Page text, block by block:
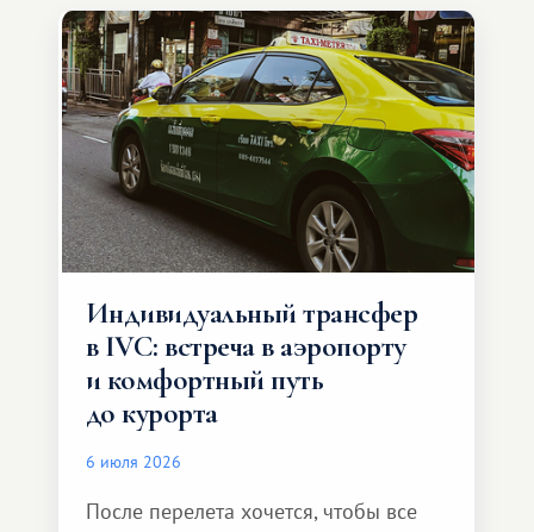
Индивидуальный трансфер
в IVC: встреча в аэропорту
и комфортный путь
до курорта
6 июля 2026
После перелета хочется, чтобы все